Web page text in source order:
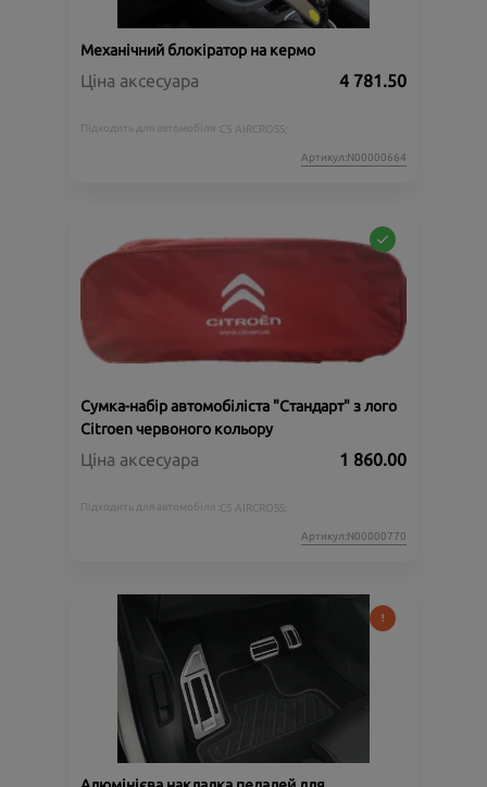
Механічний блокіратор на кермо
Ціна аксесуара 4 781.50
Підходить для автомобіля : C5 AIRCROSS;
Артикул:N00000664
Сумка-набір автомобіліста "Стандарт" з лого
Citroen червоного кольору
Ціна аксесуара 1 860.00
Підходить для автомобіля : C5 AIRCROSS;
Артикул:N00000770